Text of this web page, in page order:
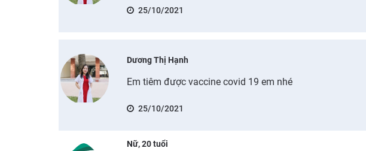
25/10/2021
Dương Thị Hạnh
Em tiêm được vaccine covid 19 em nhé
25/10/2021
Nữ, 20 tuổi